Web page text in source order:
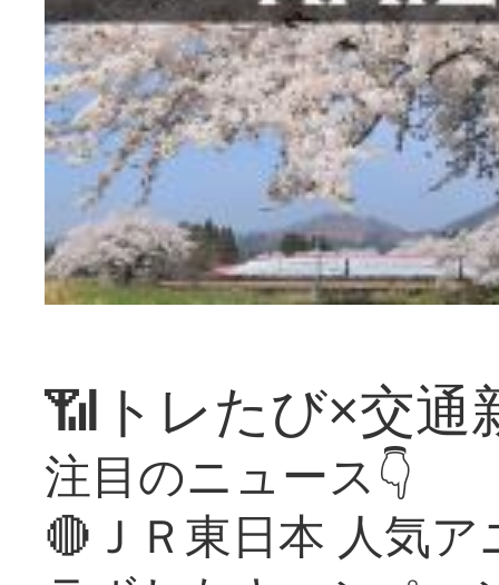
📶トレたび×交通
注目のニュース👇
🔴ＪＲ東日本 人気